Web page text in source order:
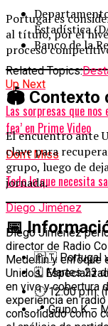
Estadística
Banco de la
Related Topics:
Up Next
Las sorpresas que nos
fea’ en Prime Video
Don't Miss
Todo lo que necesita
Diego Jiménez
Diego Jiménez
director de Radio
Medellín y enfoque
Unidos.
en vivo y cobertura
experiencia en
consolidado como
Portugal es
al título, por el
proceso
🏟️ Contexto
El encuentro ante
clave para
grupo, luego de
jornada.
📅
🇵🇹 Portugal
🗓️ Martes 23
🕛 12:00 p.m.
📍 Grupo K –